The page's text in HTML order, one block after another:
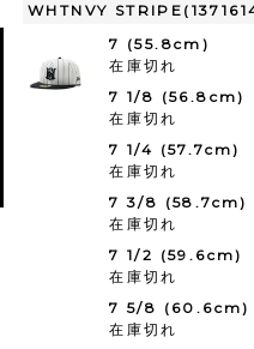
WHTNVY
7 (55.8cm)
在庫切れ
7 1/8 (56.8cm)
在庫切れ
7 1/4 (57.7cm)
在庫切れ
7 3/8 (58.7cm)
在庫切れ
7 1/2 (59.6cm)
在庫切れ
7 5/8 (60.6cm)
在庫切れ